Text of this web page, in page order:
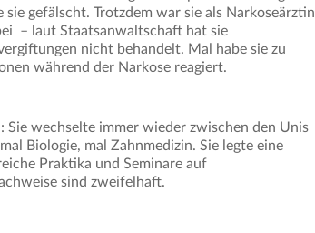
gefälscht. Trotzdem war sie als Narkoseärztin
– laut Staatsanwaltschaft hat sie
nicht behandelt. Mal habe sie zu
während der Narkose reagiert.
Sie wechselte immer wieder zwischen den Unis
Biologie, mal Zahnmedizin. Sie legte eine
Praktika und Seminare auf
sind zweifelhaft.